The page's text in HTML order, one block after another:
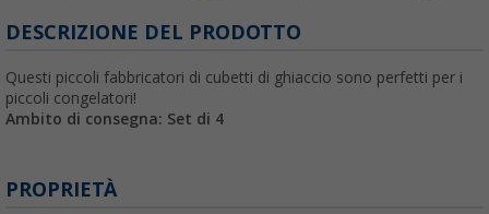
DESCRIZIONE DEL PRODOTTO
Questi piccoli fabbricatori di cubetti di ghiaccio sono perfetti per i
piccoli congelatori!
Ambito di consegna: Set di 4
PROPRIETÀ